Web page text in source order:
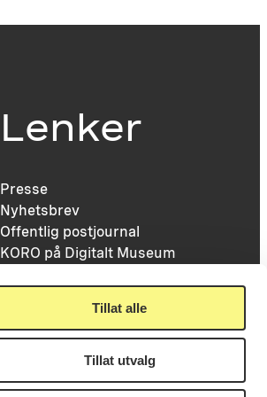
Tillat alle
Tillat utvalg
Lenker
Presse
Nyhetsbrev
Offentlig postjournal
KORO på Digitalt Museum